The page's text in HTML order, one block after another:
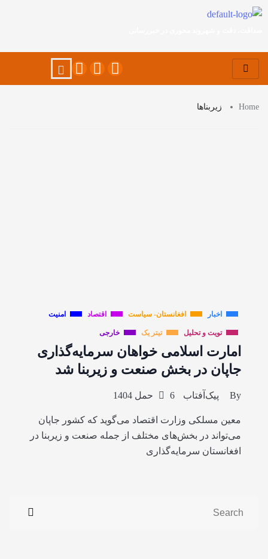
Home زیربناها
اخبار افغانستان- سیاست اقتصاد امنیت
تویت و تحلیل تیتر یک خارجی
امارت اسلامی خواهان سرمایه‌گذاری
جاپان در بخش صنعت و زیربنا شد
By پیک‌آفتاب 6 حمل 1404
معین مسلکی وزارت اقتصاد می‌گوید که کشور جاپان
می‌تواند در بخش‌های مختلف از جمله صنعت و زیربنا در
افغانستان سرمایه‌گذاری